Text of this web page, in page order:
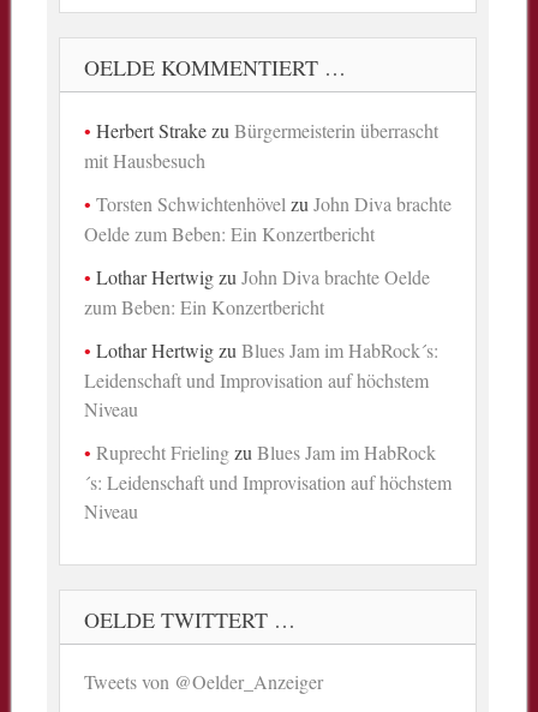
OELDE KOMMENTIERT …
Herbert StrakezuBürgermeisterin überrascht
mit Hausbesuch
Torsten Schwichtenhövel zuJohn Diva brachte
Oelde zum Beben: Ein Konzertbericht
Lothar HertwigzuJohn Diva brachte Oelde
zum Beben: Ein Konzertbericht
Lothar HertwigzuBlues Jam im HabRock´s:
Leidenschaft und Improvisation auf höchstem
Niveau
Ruprecht FrielingzuBlues Jam im HabRock
´s: Leidenschaft und Improvisation auf höchstem
Niveau
OELDE TWITTERT …
Tweets von @Oelder_Anzeiger